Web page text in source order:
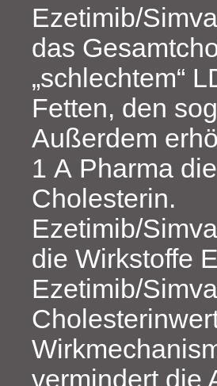
Ezetimib/
das
„schlechtem“
Fetten, den
Außerdem
1 A Pharma
Cholesterin.
Ezetimib/
die Wirkstoffe
Ezetimib/
vermindert die